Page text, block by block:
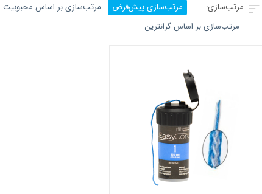
مرتب‌سازی پیش‌فرض
مرتب‌سازی بر اساس محبوبیت
مرتب‌سازی بر اساس گرانترین